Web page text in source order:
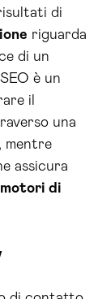
di
riguarda
di un
SEO è un
il
una
mentre
assicura
motori di